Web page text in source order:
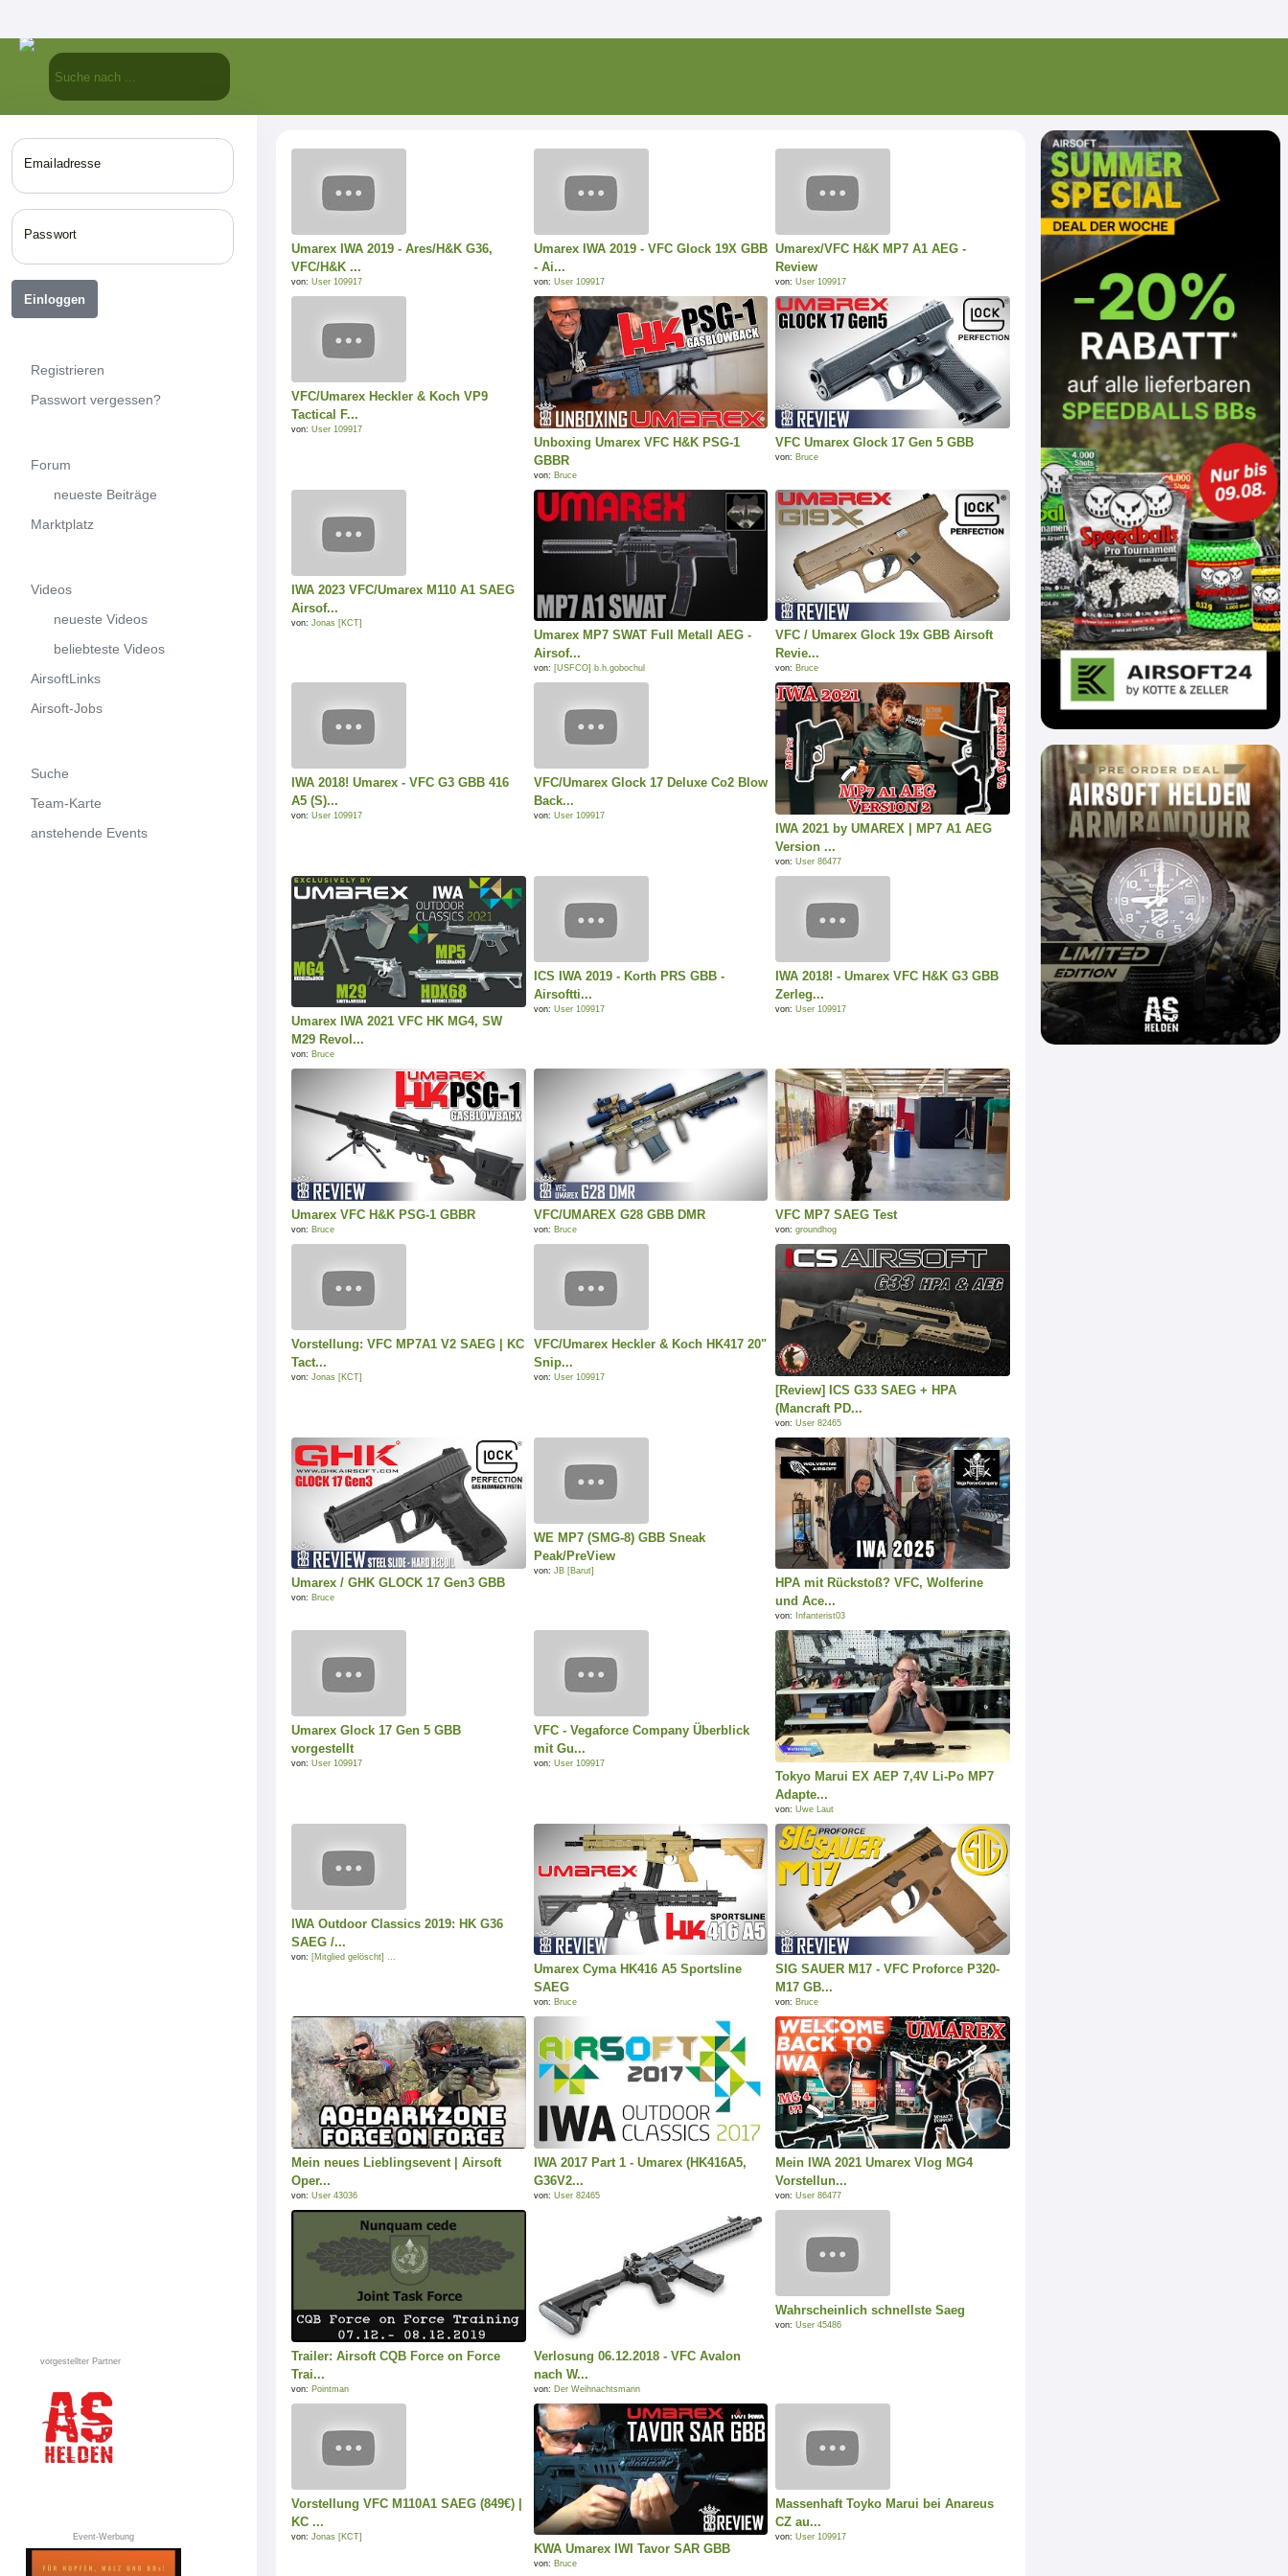
Emailadresse
Passwort
Einloggen
Registrieren
Passwort vergessen?
Forum
neueste Beiträge
Marktplatz
Videos
neueste Videos
beliebteste Videos
AirsoftLinks
Airsoft-Jobs
Suche
Team-Karte
anstehende Events
vorgestellter Partner
Event-Werbung
Umarex IWA 2019 - Ares/H&K G36,
VFC/H&K ...
von: User 109917
Umarex IWA 2019 - VFC Glock 19X GBB
- Ai...
von: User 109917
Umarex/VFC H&K MP7 A1 AEG -
Review
von:User 109917
VFC/Umarex Heckler & Koch VP9
Tactical F...
von: User 109917
Unboxing Umarex VFC H&K PSG-1
GBBR
von: Bruce
VFC Umarex Glock 17 Gen 5 GBB
von: Bruce
IWA 2023 VFC/Umarex M110 A1 SAEG
Airsof...
von: Jonas [KCT]
Umarex MP7 SWAT Full Metall AEG -
Airsof...
von: [USFCO] b.h.gobochul
VFC / Umarex Glock 19x GBB Airsoft
Revie...
von: Bruce
IWA 2018! Umarex - VFC G3 GBB 416
A5 (S)...
von: User 109917
VFC/Umarex Glock 17 Deluxe Co2 Blow
Back...
von: User 109917
IWA 2021 by UMAREX | MP7 A1 AEG
Version ...
von:User 86477
Umarex IWA 2021 VFC HK MG4, SW
M29 Revol...
von: Bruce
ICS IWA 2019 - Korth PRS GBB -
Airsoftti...
von: User 109917
IWA 2018! - Umarex VFC H&K G3 GBB
Zerleg...
von:User 109917
Umarex VFC H&K PSG-1 GBBR
von: Bruce
VFC/UMAREX G28 GBB DMR
von: Bruce
VFC MP7 SAEG Test
von:groundhog
Vorstellung: VFC MP7A1 V2 SAEG | KC
Tact...
von: Jonas [KCT]
VFC/Umarex Heckler & Koch HK417 20"
Snip...
von: User 109917
[Review] ICS G33 SAEG + HPA
(Mancraft PD...
von:User 82465
Umarex / GHK GLOCK 17 Gen3 GBB
von: Bruce
WE MP7 (SMG-8) GBB Sneak
Peak/PreView
von: JB [Barut]
HPA mit Rückstoß? VFC, Wolferine
und Ace...
von: Infanterist03
Umarex Glock 17 Gen 5 GBB
vorgestellt
von: User 109917
VFC - Vegaforce Company Überblick
mit Gu...
von: User 109917
Tokyo Marui EX AEP 7,4V Li-Po MP7
Adapte...
von:Uwe Laut
IWA Outdoor Classics 2019: HK G36
SAEG /...
von: [Mitglied gelöscht] ...
Umarex Cyma HK416 A5 Sportsline
SAEG
von: Bruce
SIG SAUER M17 - VFC Proforce P320-
M17 GB...
von: Bruce
Mein neues Lieblingsevent | Airsoft
Oper...
von: User 43036
IWA 2017 Part 1 - Umarex (HK416A5,
G36V2...
von: User 82465
Mein IWA 2021 Umarex Vlog MG4
Vorstellun...
von:User 86477
Trailer: Airsoft CQB Force on Force
Trai...
von: Pointman
Verlosung 06.12.2018 - VFC Avalon
nach W...
von: Der Weihnachtsmann
Wahrscheinlich schnellste Saeg
von:User 45486
Vorstellung VFC M110A1 SAEG (849€) |
KC ...
von: Jonas [KCT]
KWA Umarex IWI Tavor SAR GBB
von: Bruce
Massenhaft Toyko Marui bei Anareus
CZ au...
von:User 109917